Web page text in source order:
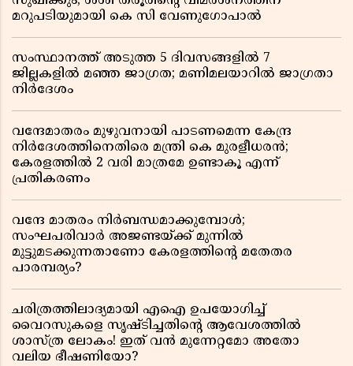
മറുപടിയുമായി കെ സി വേണുഗോപാൽ
സംസ്ഥാനത്ത് അടുത്ത 5 ദിവസങ്ങളിൽ 7
ജില്ലകളിൽ മഞ്ഞ ജാഗ്രത; മണിമലയാറിൽ ജാഗ്രതാ
നിർദേശം
വന്ദേമാതരം മുഴുവനായി പാടണമെന്ന കേന്ദ്ര
നിർദേശത്തിനെതിരെ മന്ത്രി കെ മുരളീധരൻ;
കേരളത്തിൽ 2 വരി മാത്രമേ ഉണ്ടാകൂ എന്ന്
പ്രതികരണം
വന്ദേ മാതരം നിർബന്ധമാക്കുമ്പോൾ;
സംഘപരിവാർ അജണ്ടയ്ക്ക് മുന്നിൽ
മുട്ടുമടക്കുന്നതാണോ കേരളത്തിന്റെ മതേതര
പാരമ്പര്യം?
ചരിത്രത്തിലാദ്യമായി എഐ ഉപയോഗിച്ച്
വൈറസുകളെ സൃഷ്ടിച്ചതിന്റെ ആവേശത്തിൽ
ശാസ്ത്ര ലോകം! ഇത് വൻ മുന്നേറ്റമോ അതോ
വലിയ ഭീഷണിയോ?